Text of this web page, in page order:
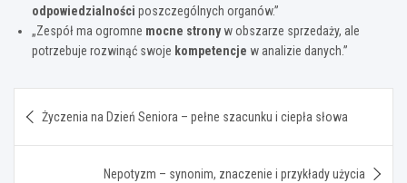
odpowiedzialności poszczególnych organów.”
„Zespół ma ogromne mocne stronyw obszarze sprzedaży, ale
potrzebuje rozwinąć swoje kompetencje w analizie danych.”
wpisu
Życzenia na Dzień Seniora – pełne szacunku i ciepła słowa
Nepotyzm – synonim, znaczenie i przykłady użycia